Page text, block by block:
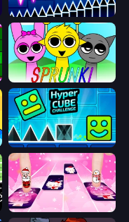
Wave Dash: Geometry Arrow
Sprunki
Hyper Cube Challenge